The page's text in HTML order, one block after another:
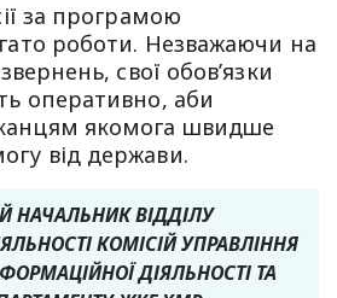
за програмою
роботи. Незважаючи на
свої обовʼязки
оперативно, аби
якомога швидше
від держави.
НАЧАЛЬНИК ВІДДІЛУ
КОМІСІЙ УПРАВЛІННЯ
ДІЯЛЬНОСТІ ТА